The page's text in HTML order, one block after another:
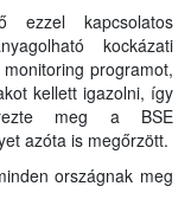
kapcsolatos
kockázati
programot,
kellett igazolni, így
meg a BSE
azóta is megőrzött.
országnak meg